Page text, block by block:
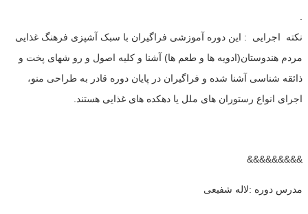
.
نکته اجرایی : این دوره آموزشی فراگیران با سبک آشپزی فرهنگ غذایی
مردم هندوستان(ادویه ها و طعم ها) آشنا و کلیه اصول و رو شهای پخت و
ذائقه شناسی آشنا شده و فراگیران در پایان دوره قادر به طراحی منو،
اجرای انواع رستوران های ملل یا دهکده های غذایی هستند.
&&&&&&&&&
مدرس دوره :لاله شفیعی